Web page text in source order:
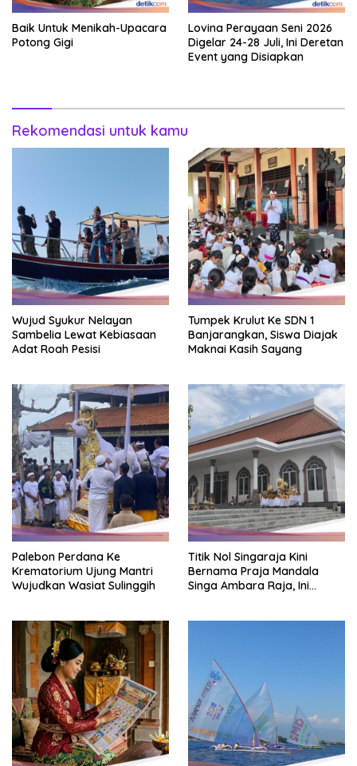
Baik Untuk Menikah-Upacara
Potong Gigi
Lovina Perayaan Seni 2026
Digelar 24-28 Juli, Ini Deretan
Event yang Disiapkan
Rekomendasi untuk kamu
Wujud Syukur Nelayan
Sambelia Lewat Kebiasaan
Adat Roah Pesisi
Tumpek Krulut Ke SDN 1
Banjarangkan, Siswa Diajak
Maknai Kasih Sayang
Palebon Perdana Ke
Krematorium Ujung Mantri
Wujudkan Wasiat Sulinggih
Titik Nol Singaraja Kini
Bernama Praja Mandala
Singa Ambara Raja, Ini